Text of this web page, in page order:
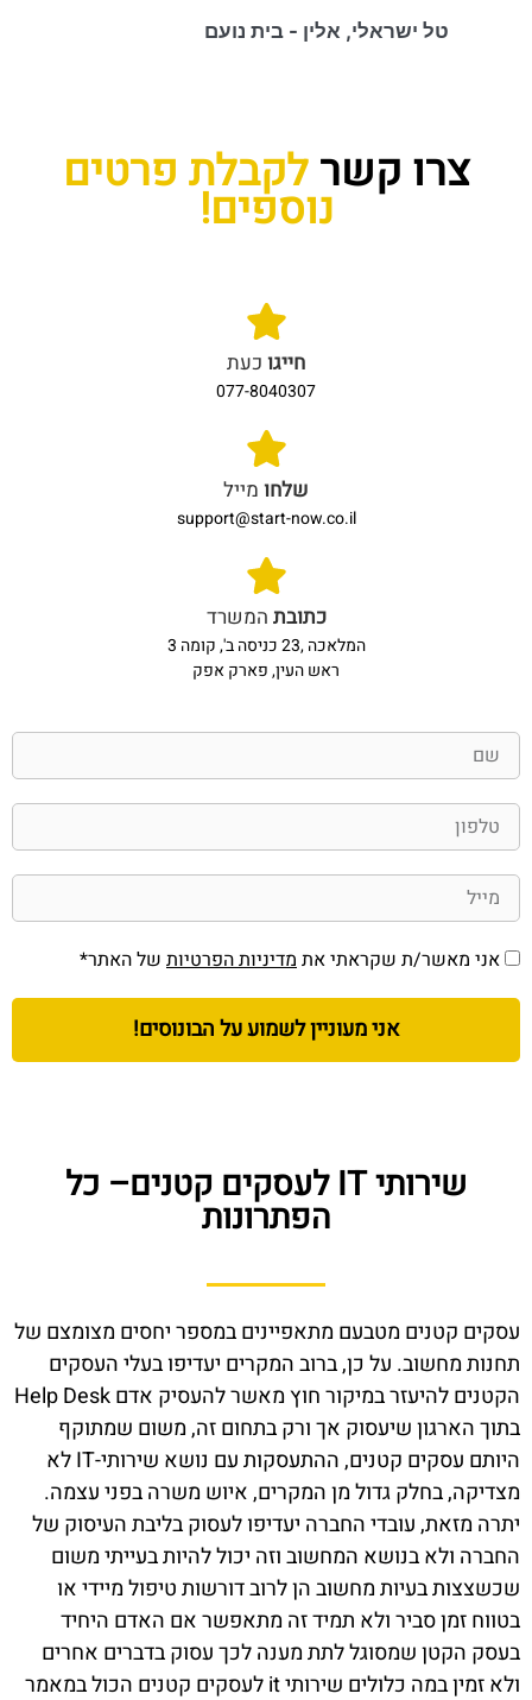
טל ישראלי, אלין - בית נועם
צרו קשרלקבלת פרטים
נוספים!
חייגו כעת
077-8040307
שלחו מייל
support@start-now.co.il
כתובת המשרד
המלאכה ,23 כניסה ב', קומה 3
ראש העין, פארק אפק
אני מאשר/ת שקראתי אתמדיניות הפרטיות של האתר*
אני מעוניין לשמוע על הבונוסים!
שירותי IT לעסקים קטנים– כל
הפתרונות
עסקים קטנים מטבעם מתאפיינים במספר יחסים מצומצם של
תחנות מחשוב. על כן, ברוב המקרים יעדיפו בעלי העסקים
הקטנים להיעזר במיקור חוץ מאשר להעסיק אדם Help Desk
בתוך הארגון שיעסוק אך ורק בתחום זה, משום שמתוקף
היותם עסקים קטנים, ההתעסקות עם נושא שירותי-IT לא
מצדיקה, בחלק גדול מן המקרים, איוש משרה בפני עצמה.
יתרה מזאת, עובדי החברה יעדיפו לעסוק בליבת העיסוק של
החברה ולא בנושא המחשוב וזה יכול להיות בעייתי משום
שכשצצות בעיות מחשוב הן לרוב דורשות טיפול מיידי או
בטווח זמן סביר ולא תמיד זה מתאפשר אם האדם היחיד
בעסק הקטן שמסוגל לתת מענה לכך עסוק בדברים אחרים
ולא זמין במה כלולים שירותי it לעסקים קטנים הכול במאמר